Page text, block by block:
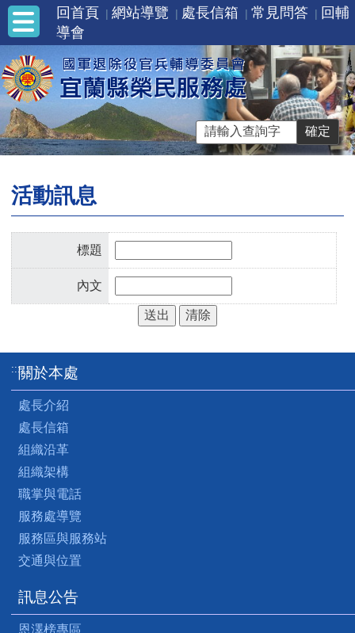
回首頁 網站導覽 處長信箱 常見問答
回輔
導會
活動訊息
標題
內文
:::關於本處
處長介紹
處長信箱
組織沿革
組織架構
職掌與電話
服務處導覽
服務區與服務站
交通與位置
訊息公告
恩澤榜專區